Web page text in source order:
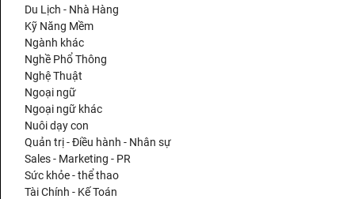
Du Lịch - Nhà Hàng
Kỹ Năng Mềm
Ngành khác
Nghề Phổ Thông
Nghệ Thuật
Ngoại ngữ
Ngoại ngữ khác
Nuôi dạy con
Quản trị - Điều hành - Nhân sự
Sales - Marketing - PR
Sức khỏe - thể thao
Tài Chính - Kế Toán